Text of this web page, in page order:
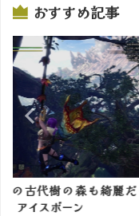
おすすめ記事
麗だった
弱者男
した時